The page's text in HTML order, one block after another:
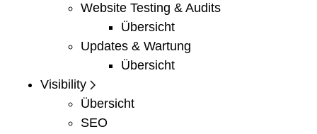
Website Testing & Audits
Übersicht
Updates & Wartung
Übersicht
Visibility
Übersicht
SEO